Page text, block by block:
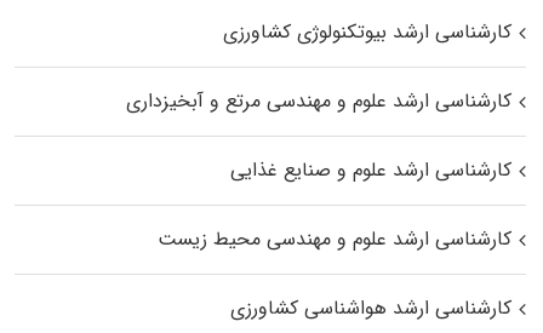
کارشناسی ارشد بیوتکنولوژی کشاورزی
کارشناسی ارشد علوم و مهندسی مرتع و آبخیزداری
کارشناسی ارشد علوم و صنایع غذایی
کارشناسی ارشد علوم و مهندسی محیط زیست
کارشناسی ارشد هواشناسی کشاورزی